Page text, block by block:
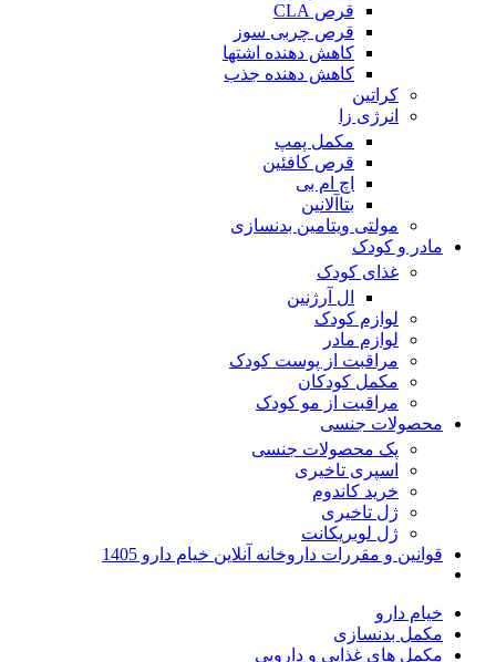
قرص CLA
قرص چربی سوز
کاهش دهنده اشتها
کاهش دهنده جذب
کراتین
انرژی زا
مکمل پمپ
قرص کافئین
اچ ام بی
بتاآلانین
مولتی ویتامین بدنسازی
مادر و کودک
غذای کودک
ال آرژنین
لوازم کودک
لوازم مادر
مراقبت از پوست کودک
مکمل کودکان
مراقبت از مو کودک
محصولات جنسی
پک محصولات جنسی
اسپری تاخیری
خرید کاندوم
ژل تاخیری
ژل لوبریکانت
قوانین و مقررات داروخانه آنلاین خیام دارو 1405
خیام دارو
مکمل بدنسازی
مکمل های غذایی و دارویی